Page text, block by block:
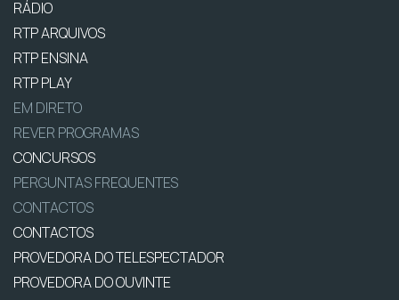
RÁDIO
RTP ARQUIVOS
RTP ENSINA
RTP PLAY
EM DIRETO
REVER PROGRAMAS
CONCURSOS
PERGUNTAS FREQUENTES
CONTACTOS
CONTACTOS
PROVEDORA DO TELESPECTADOR
PROVEDORA DO OUVINTE